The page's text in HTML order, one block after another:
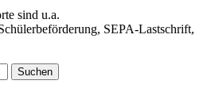
sind u.a.
SEPA-Lastschrift,
Suchen